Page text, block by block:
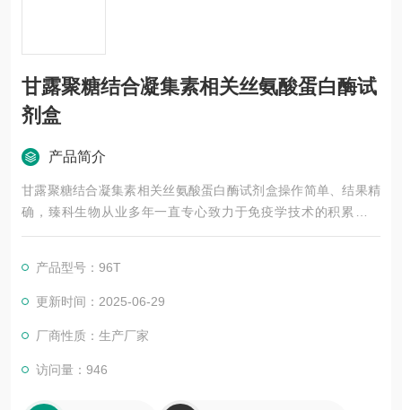
甘露聚糖结合凝集素相关丝氨酸蛋白酶试
剂盒
产品简介
甘露聚糖结合凝集素相关丝氨酸蛋白酶试剂盒操作简单、结果精
确，臻科生物从业多年一直专心致力于免疫学技术的积累与发
展，以其优质的产品质量与专业的技术服务，赢得业内广大人士
的合作关系，共同努力合作共赢。
产品型号：96T
更新时间：2025-06-29
厂商性质：生产厂家
访问量：946